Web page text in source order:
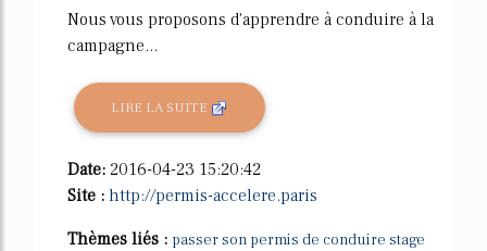
Nous vous proposons d'apprendre à conduire à la
campagne...
LIRE LA SUITE
Date: 2016-04-23 15:20:42
Site : http://permis-accelere.paris
Thèmes liés : passer son permis de conduire stage